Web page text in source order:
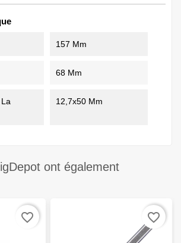
157 Mm
68 Mm
12,7x50 Mm
ont également
favorite_border favorite_border